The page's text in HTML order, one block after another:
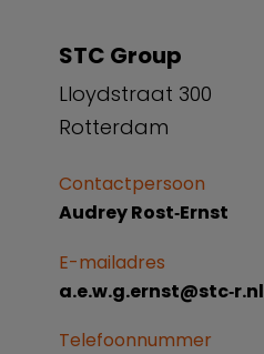
STC Group
Lloydstraat 300
Rotterdam
Contactpersoon
Audrey Rost‐Ernst
E-mailadres
a.e.w.g.ernst@stc‐r.nl
Telefoonnummer